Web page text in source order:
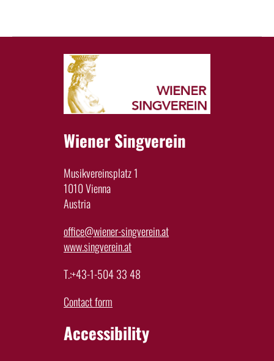
Wiener Singverein
Musikvereinsplatz 1
1010 Vienna
Austria
office@wiener-singverein.at
www.singverein.at
T.:+43-1-504 33 48
Contact form
Accessibility